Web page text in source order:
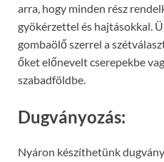
arra, hogy minden rész
gyökérzettel és hajtásokkal.
gombaölő szerrel a
őket előnevelt cserepekbe
szabadföldbe.
Dugványozás:
Nyáron készíthetünk